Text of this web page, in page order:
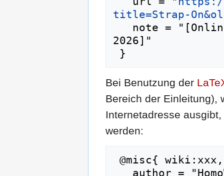
title=Strap-
2026]"
Bei Benutzung der
Bereich der Einleitung),
Internetadresse
werden: